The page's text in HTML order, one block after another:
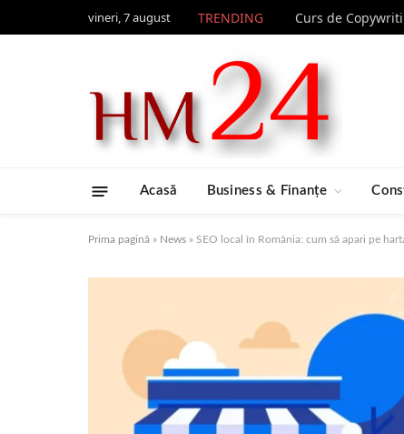
vineri, 7 august TRENDING
Acasă Business & Finanțe
Prima pagină » News » SEO local în România: cum să apari pe